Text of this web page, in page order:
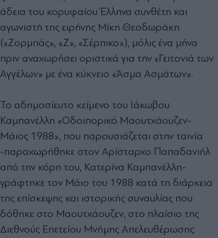
άδεια του κορυφαίου Έλληνα συνθέτη και
αγωνιστή της ειρήνης Μίκη Θεοδωράκη
(«Ζορμπάς», «Ζ», «Σέρπικο»), μόλις ένα μήνα
πριν αναχωρήσει οριστικά για την «Γειτονιά των
Αγγέλων» με ένα κύκνειο «Άσμα Ασμάτων».
Το αδημοσίευτο κείμενο του Ιάκωβου
Καμπανέλλη «Οδοιπορικό Μαουτχάουζεν-
Μάιος 1988», που παρουσιάζεται στην ταινία
-παραχωρήθηκε στον Αρίσταρχο Παπαδανιήλ
από την κόρη του, Κατερίνα Καμπανέλλη-
γράφτηκε τον Μάιο του 1988 κατά τη διάρκεια
της επίσκεψης και ιστορικής συναυλίας που
δόθηκε στο Μαουτχάουζεν, στο πλαίσιο της
Διεθνούς Επετείου Μνήμης Απελευθέρωσης